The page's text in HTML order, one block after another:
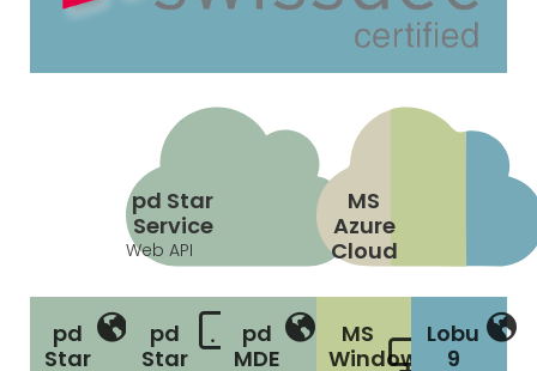
pd Star
Service
Web API
MS
Azure
Cloud
pd
Star
pd
Star
pd
MDE
MS
Windows
Lobu
9